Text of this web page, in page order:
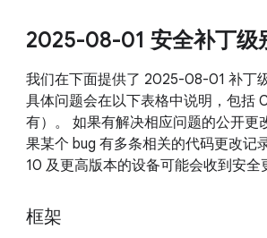
2025-08-01 安全补丁级
我们在下面提供了 2025-08-01 补丁
具体问题会在以下表格中说明，包括
有）。 如果有解决相应问题的公开更
果某个 bug 有多条相关的代码更改记
10 及更高版本的设备可能会收到安全
框架